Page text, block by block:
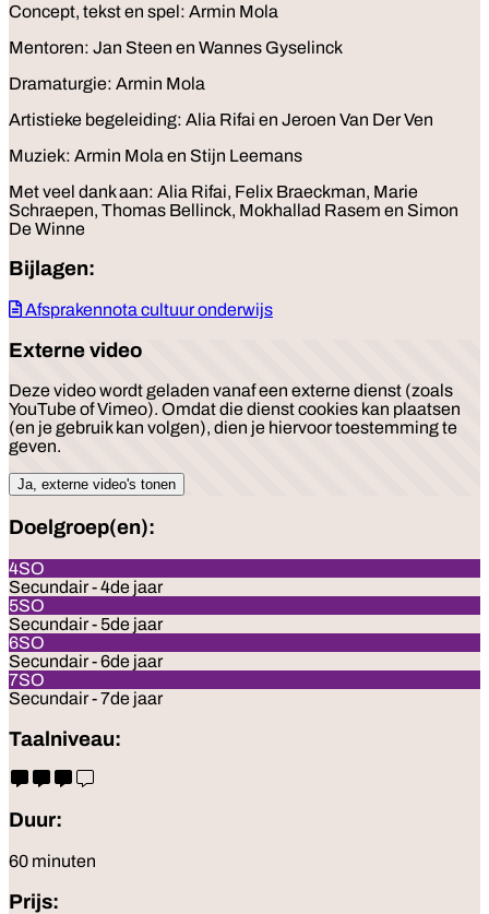
Concept, tekst en spel: Armin Mola
Mentoren: Jan Steen en Wannes Gyselinck
Dramaturgie: Armin Mola
Artistieke begeleiding: Alia Rifai en Jeroen Van Der Ven
Muziek: Armin Mola en Stijn Leemans
Met veel dank aan: Alia Rifai, Felix Braeckman, Marie
Schraepen, Thomas Bellinck, Mokhallad Rasem en Simon
De Winne
Bijlagen:
Afsprakennota cultuur onderwijs
Externe video
Deze video wordt geladen vanaf een externe dienst (zoals
YouTube of Vimeo). Omdat die dienst cookies kan plaatsen
(en je gebruik kan volgen), dien je hiervoor toestemming te
geven.
Ja, externe video's tonen
Doelgroep(en):
4SO
Secundair - 4de jaar
5SO
Secundair - 5de jaar
6SO
Secundair - 6de jaar
7SO
Secundair - 7de jaar
Taalniveau:
Duur:
60 minuten
Prijs: